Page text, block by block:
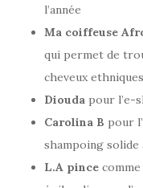
l’année
Ma coiffeuse
qui permet de
cheveux
Diouda pour l’e-
Carolina B pour
shampoing solide
L.A pince comme